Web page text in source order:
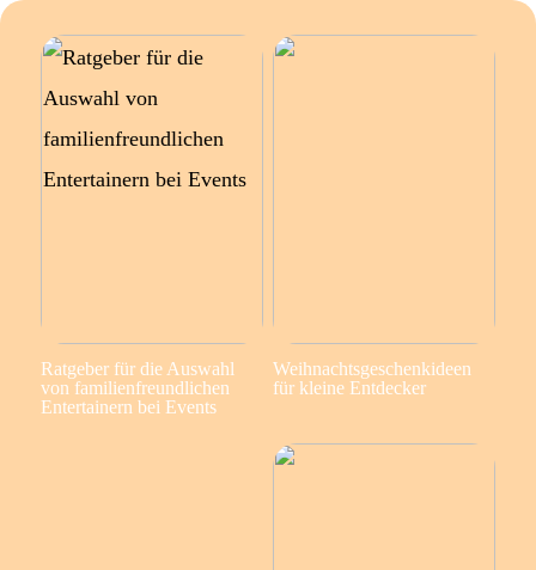
Ratgeber für die Auswahl
von familienfreundlichen
Entertainern bei Events
Weihnachtsgeschenkideen
für kleine Entdecker